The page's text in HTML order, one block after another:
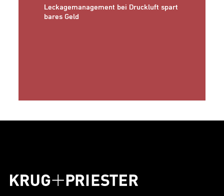
Leckagemanagement bei Druckluft spart
bares Geld